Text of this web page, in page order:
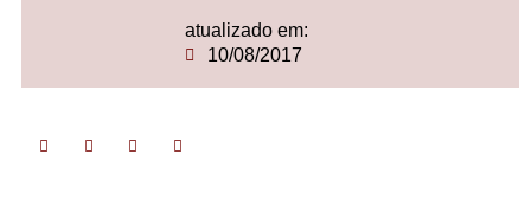
atualizado em:
10/08/2017